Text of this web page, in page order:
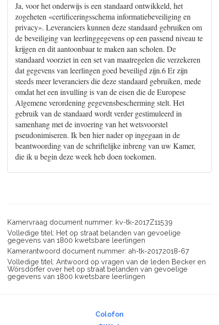
Ja, voor het onderwijs is een standaard ontwikkeld, het
zogeheten «certificeringsschema informatiebeveiliging en
privacy». Leveranciers kunnen deze standaard gebruiken om
de beveiliging van leerlinggegevens op een passend niveau te
krijgen en dit aantoonbaar te maken aan scholen. De
standaard voorziet in een set van maatregelen die verzekeren
dat gegevens van leerlingen goed beveiligd zijn.6 Er zijn
steeds meer leveranciers die deze standaard gebruiken, mede
omdat het een invulling is van de eisen die de Europese
Algemene verordening gegevensbescherming stelt. Het
gebruik van de standaard wordt verder gestimuleerd in
samenhang met de invoering van het wetsvoorstel
pseudonimiseren. Ik ben hier nader op ingegaan in de
beantwoording van de schriftelijke inbreng van uw Kamer,
die ik u begin deze week heb doen toekomen.
Kamervraag document nummer: kv-tk-2017Z11539
Volledige titel: Het op straat belanden van gevoelige
gegevens van 1800 kwetsbare leerlingen
Kamerantwoord document nummer: ah-tk-20172018-67
Volledige titel: Antwoord op vragen van de leden Becker en
Wörsdörfer over het op straat belanden van gevoelige
gegevens van 1800 kwetsbare leerlingen
Colofon